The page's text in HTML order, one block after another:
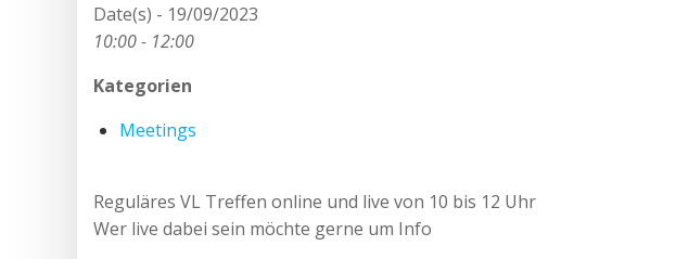
Date(s) - 19/09/2023
10:00 - 12:00
Kategorien
Meetings
Reguläres VL Treffen online und live von 10 bis 12 Uhr
Wer live dabei sein möchte gerne um Info